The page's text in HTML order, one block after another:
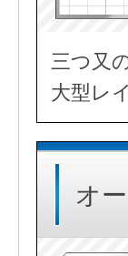
三つ又
大型レ
オ